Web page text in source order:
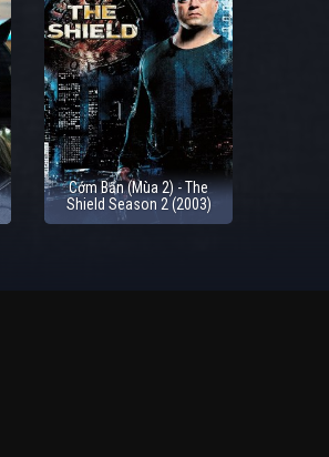
Cớm Bẩn (Mùa 2) - The
Shield Season 2 (2003)